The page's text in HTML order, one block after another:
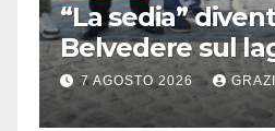
“La sedia”
Belvedere sul
Bracciano: ieri
l’inaugurazione
7 AGOSTO 2026